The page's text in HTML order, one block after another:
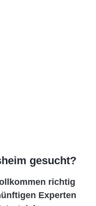
gesucht?
richtig
Experten